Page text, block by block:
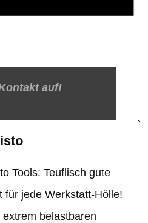
auf!
Tools: Teuflisch gute
für jede Werkstatt-Hölle!
extrem belastbaren